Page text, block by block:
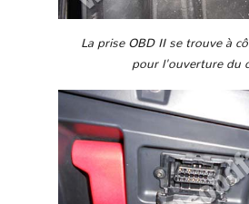
La prise OBD II se trouve à
pour l'ouverture du